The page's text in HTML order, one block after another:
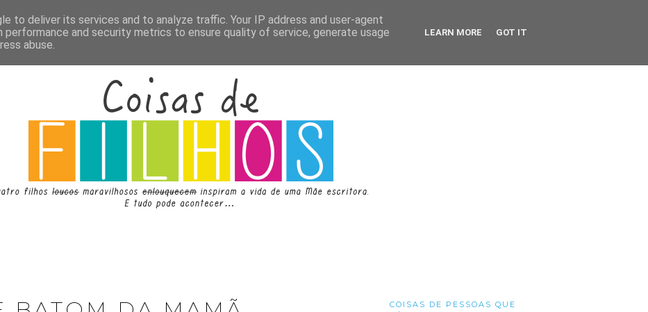
COISAS DE PESSOAS QUE
to deliver its services and to analyze traffic. Your IP address and user-agent
performance and security metrics to ensure quality of service, generate usage
abuse.
LEARN MORE GOT IT